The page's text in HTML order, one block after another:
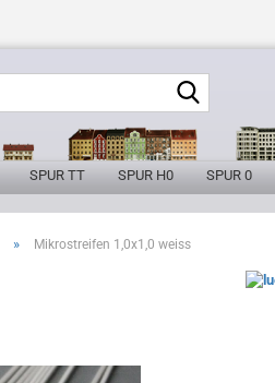
SPUR TT SPUR H0 SPUR 0
» Mikrostreifen 1,0x1,0 weiss